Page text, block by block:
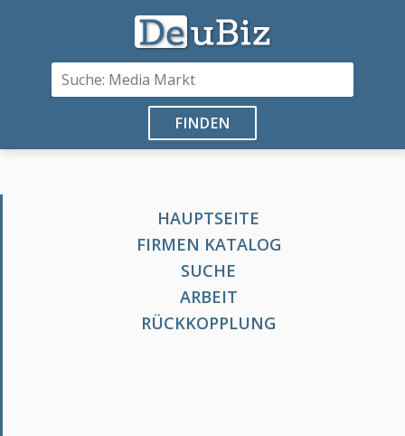
FINDEN
HAUPTSEITE
FIRMEN KATALOG
SUCHE
ARBEIT
RÜCKKOPPLUNG